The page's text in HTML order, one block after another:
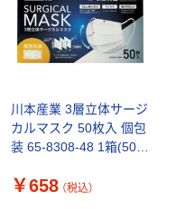
川本産業 3層立体サージ
カルマスク 50枚入 個包
装 65-8308-48 1箱(50
￥658 （税込）